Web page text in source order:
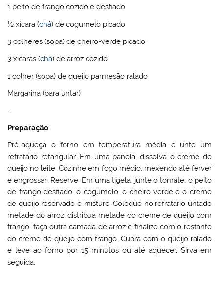
1 peito de frango cozido e desfiado
½ xícara (chá) de cogumelo picado
3 colheres (sopa) de cheiro-verde picado
3 xícaras (chá) de arroz cozido
1 colher (sopa) de queijo parmesão ralado
Margarina (para untar)
.
Preparação:
Pré-aqueça o forno em temperatura média e unte um
refratário retangular. Em uma panela, dissolva o creme de
queijo no leite. Cozinhe em fogo médio, mexendo até ferver
e engrossar. Reserve. Em uma tigela, junte o tomate, o peito
de frango desfiado, o cogumelo, o cheiro-verde e o creme
de queijo reservado e misture. Coloque no refratário untado
metade do arroz, distribua metade do creme de queijo com
frango, faça outra camada de arroz e finalize com o restante
do creme de queijo com frango. Cubra com o queijo ralado
e leve ao forno por 15 minutos ou até aquecer. Sirva em
seguida.